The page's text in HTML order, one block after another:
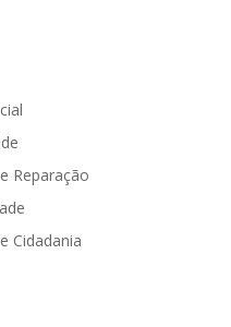
Reparação
Cidadania